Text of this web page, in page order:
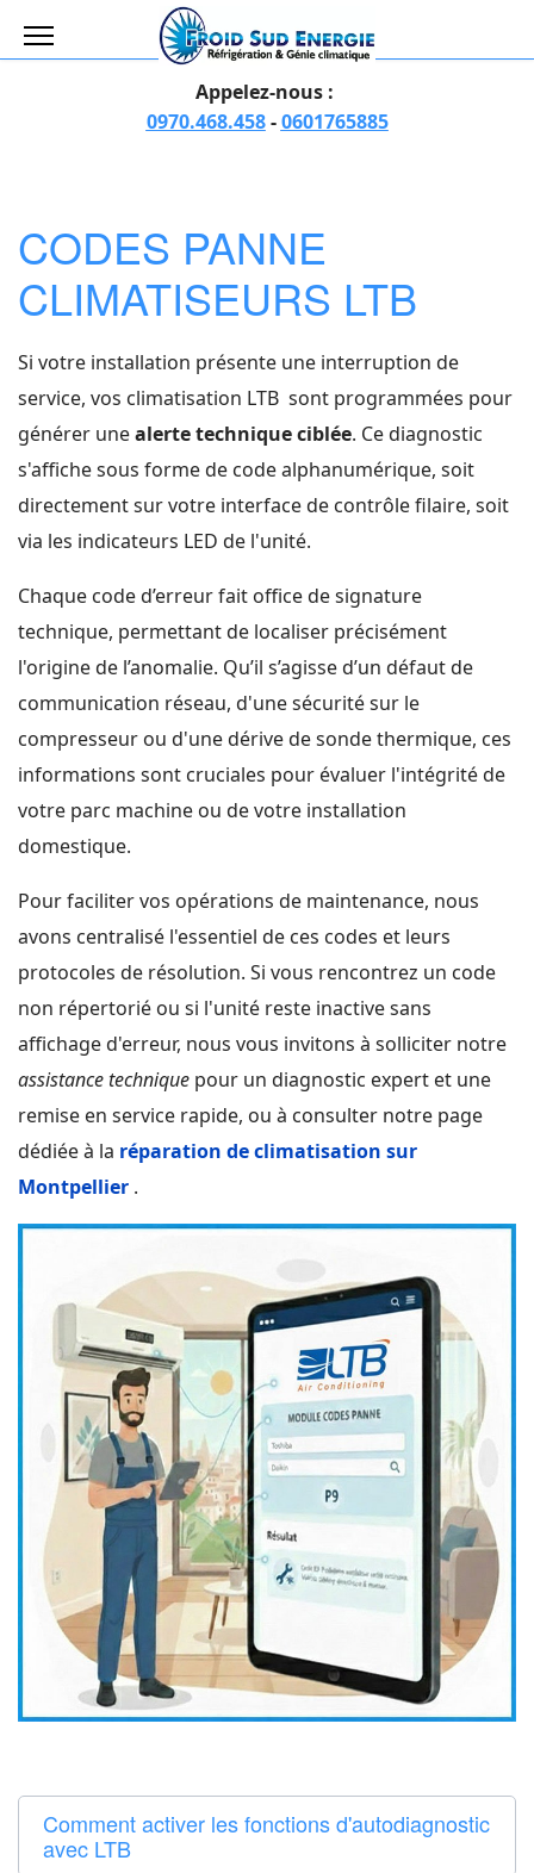
Appelez-nous :
0970.468.458-0601765885
CODES PANNE
CLIMATISEURS LTB
Si votre installation présente une interruption de
service, vos climatisation LTB sont programmées pour
générer unealerte technique ciblée. Ce diagnostic
s'affiche sous forme de code alphanumérique, soit
directement sur votre interface de contrôle filaire, soit
via les indicateurs LED de l'unité.
Chaque code d’erreur fait office de signature
technique, permettant de localiser précisément
l'origine de l’anomalie. Qu’il s’agisse d’un défaut de
communication réseau, d'une sécurité sur le
compresseur ou d'une dérive de sonde thermique, ces
informations sont cruciales pour évaluer l'intégrité de
votre parc machine ou de votre installation
domestique.
Pour faciliter vos opérations de maintenance, nous
avons centralisé l'essentiel de ces codes et leurs
protocoles de résolution. Si vous rencontrez un code
non répertorié ou si l'unité reste inactive sans
affichage d'erreur, nous vous invitons à solliciter notre
assistance technique pour un diagnostic expert et une
remise en service rapide, ou à consulter notre page
dédiée à la réparation de climatisation sur
Montpellier .
Comment activer les fonctions d'autodiagnostic
avec LTB